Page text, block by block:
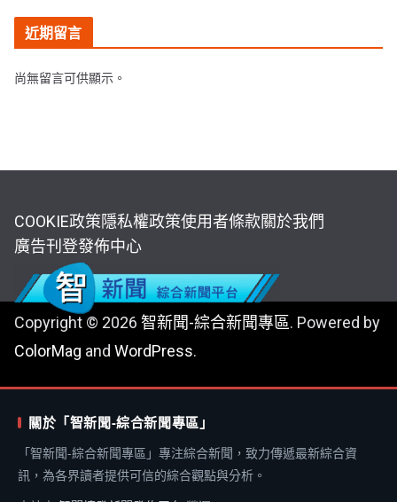
近期留言
尚無留言可供顯示。
COOKIE政策隱私權政策使用者條款關於我們
廣告刊登發佈中心
Copyright © 2026 智新聞-綜合新聞專區. Powered by
ColorMag and WordPress.
關於「智新聞-綜合新聞專區」
「智新聞-綜合新聞專區」專注綜合新聞，致力傳遞最新綜合資
訊，為各界讀者提供可信的綜合觀點與分析。